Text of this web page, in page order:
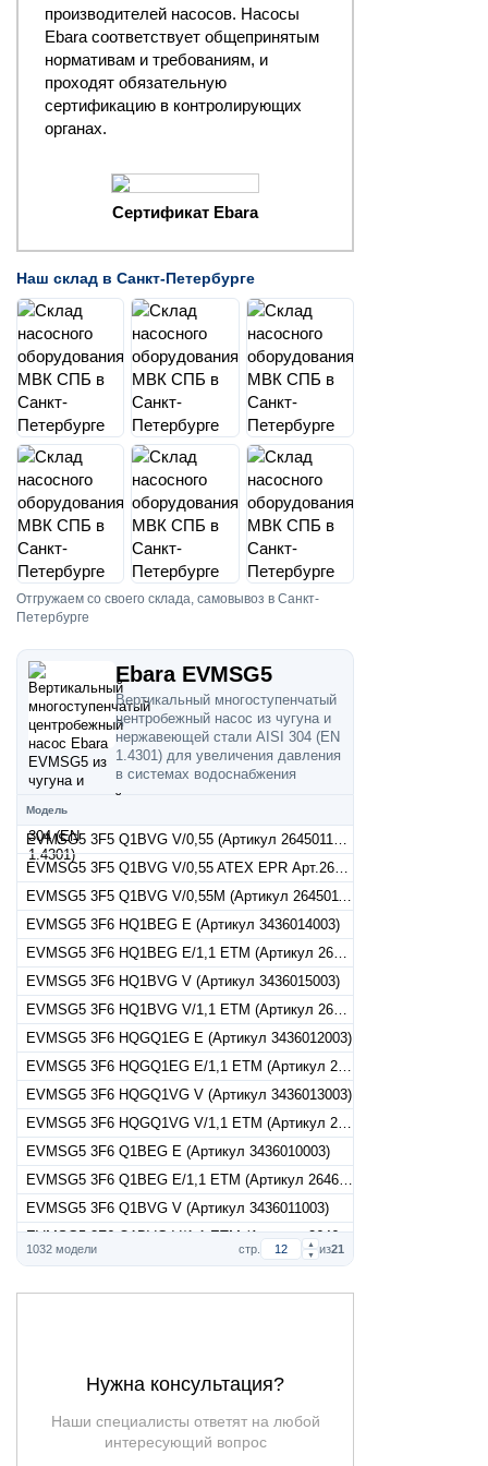
производителей насосов. Насосы
Ebara соответствует общепринятым
нормативам и требованиям, и
проходят обязательную
сертификацию в контролирующих
органах.
Сертификат Ebara
Наш склад в Санкт-Петербурге
Отгружаем со своего склада, самовывоз в Санкт-
Петербурге
Ebara EVMSG5
Вертикальный многоступенчатый
центробежный насос из чугуна и
нержавеющей стали AISI 304 (EN
1.4301) для увеличения давления
в системах водоснабжения
Модель
EVMSG5 3F5 Q1BVG V/0,55 (Артикул 26450110034)
EVMSG5 3F5 Q1BVG V/0,55 ATEX EPR Арт.26450110037
EVMSG5 3F5 Q1BVG V/0,55M (Артикул 26450110030)
EVMSG5 3F6 HQ1BEG E (Артикул 3436014003)
EVMSG5 3F6 HQ1BEG E/1,1 ETM (Артикул 26460140035)
EVMSG5 3F6 HQ1BVG V (Артикул 3436015003)
EVMSG5 3F6 HQ1BVG V/1,1 ETM (Артикул 26460150035)
EVMSG5 3F6 HQGQ1EG E (Артикул 3436012003)
EVMSG5 3F6 HQGQ1EG E/1,1 ETM (Артикул 26460120035)
EVMSG5 3F6 HQGQ1VG V (Артикул 3436013003)
EVMSG5 3F6 HQGQ1VG V/1,1 ETM (Артикул 26460130035)
EVMSG5 3F6 Q1BEG E (Артикул 3436010003)
EVMSG5 3F6 Q1BEG E/1,1 ETM (Артикул 26460100035)
EVMSG5 3F6 Q1BVG V (Артикул 3436011003)
EVMSG5 3F6 Q1BVG V/1,1 ETM (Артикул 26460110035)
EVMSG5 3N5 HQ1BEG E (Артикул 3435004003)
EVMSG5 3N5 HQ1BEG E/0,55 (Артикул 26450040034)
EVMSG5 3N5 HQ1BVG V (Артикул 3435005003)
1032 модели стр.
▲
▼
из21
Нужна консультация?
Наши специалисты ответят на любой
интересующий вопрос